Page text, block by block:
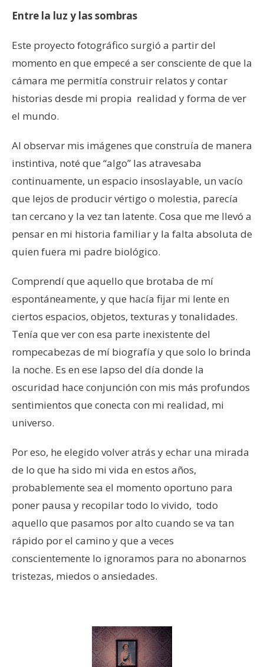
Entre la luz y las sombras
Este proyecto fotográfico surgió a partir del
momento en que empecé a ser consciente de que la
cámara me permitía construir relatos y contar
historias desde mi propia realidad y forma de ver
el mundo.
Al observar mis imágenes que construía de manera
instintiva, noté que “algo” las atravesaba
continuamente, un espacio insoslayable, un vacío
que lejos de producir vértigo o molestia, parecía
tan cercano y la vez tan latente. Cosa que me llevó a
pensar en mi historia familiar y la falta absoluta de
quien fuera mi padre biológico.
Comprendí que aquello que brotaba de mí
espontáneamente, y que hacía fijar mi lente en
ciertos espacios, objetos, texturas y tonalidades.
Tenía que ver con esa parte inexistente del
rompecabezas de mí biografía y que solo lo brinda
la noche. Es en ese lapso del día donde la
oscuridad hace conjunción con mis más profundos
sentimientos que conecta con mi realidad, mi
universo.
Por eso, he elegido volver atrás y echar una mirada
de lo que ha sido mi vida en estos años,
probablemente sea el momento oportuno para
poner pausa y recopilar todo lo vivido, todo
aquello que pasamos por alto cuando se va tan
rápido por el camino y que a veces
conscientemente lo ignoramos para no abonarnos
tristezas, miedos o ansiedades.